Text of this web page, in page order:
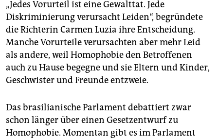
„Jedes Vorurteil ist eine Gewalttat. Jede
Diskriminierung verursacht Leiden“, begründete
die Richterin Carmen Luzia ihre Entscheidung.
Manche Vorurteile verursachten aber mehr Leid
als andere, weil Homophobie den Betroffenen
auch zu Hause begegne und sie Eltern und Kinder,
Geschwister und Freunde entzweie.
Das brasilianische Parlament debattiert zwar
schon länger über einen Gesetzentwurf zu
Homophobie. Momentan gibt es im Parlament